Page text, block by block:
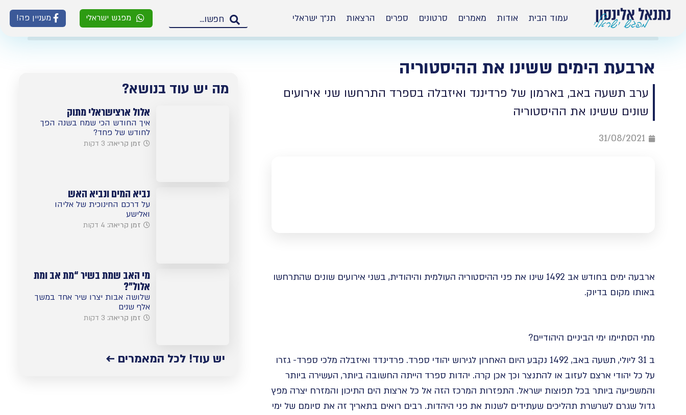
עמוד הבית אודות מאמרים סרטונים ספרים הרצאות תנ”ך ישראלי מפגש ישראלי מעניין פה!
ארבעת הימים ששינו את ההיסטוריה
ערב תשעה באב, בארמון של פרדיננד ואיזבלה בספרד התרחשו שני אירועים
שונים ששינו את ההיסטוריה
31/08/2021
ארבעה ימים בחודש אב 1492 שינו את פני ההיסטוריה העולמית והיהודית, בשני אירועים שונים שהתרחשו
באותו מקום בדיוק.
מתי הסתיימו ימי הביניים היהודיים?
ב 31 ליולי, תשעה באב, 1492 נקבע היום האחרון לגירוש יהודי ספרד. פרדינדד ואיזבלה מלכי ספרד- גזרו
על כל יהודי ארצם לעזוב או להתנצר וכך אכן קרה. יהדות ספרד הייתה החשובה ביותר, העשירה ביותר
והמשפיעה ביותר בכל תפוצות ישראל. התפזרות המרכז הזה אל כל ארצות הים התיכון והמזרח יצרה מפץ
גדול שגרם לשרשרת תהליכים שעתידים לשנות את פני היהדות. רבים רואים בתאריך זה את סיומם של ימי
מה יש עוד בנושא?
אלול ארצישראלי מתוק
איך החודש הכי שמח בשנה הפך
לחודש של פחד?
זמן קריאה: 3 דקות
נביא המים ונביא האש
על דרכם החינוכית של אליהו
ואלישע
זמן קריאה: 4 דקות
מי האב שמת בשיר “מת אב ומת
אלול”?
שלושה אבות יצרו שיר אחד במשך
אלף שנים
זמן קריאה: 3 דקות
יש עוד! לכל המאמרים ←